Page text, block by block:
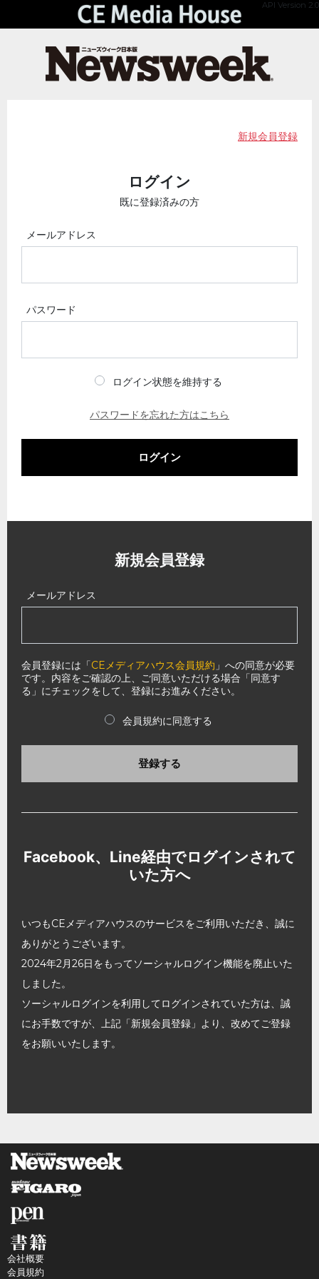
API Version 2.0
新規会員登録
ログイン
既に登録済みの方
メールアドレス
パスワード
ログイン状態を維持する
パスワードを忘れた方はこちら
ログイン
新規会員登録
メールアドレス
会員登録には「CEメディアハウス会員規約 」への同意が必要
です。内容をご確認の上、ご同意いただける場合「同意す
る」にチェックをして、登録にお進みください。
会員規約に同意する
登録する
Facebook、Line経由でログインされて
いた方へ
いつもCEメディアハウスのサービスをご利用いただき、誠に
ありがとうございます。
2024年2月26日をもってソーシャルログイン機能を廃止いた
しました。
ソーシャルログインを利用してログインされていた方は、誠
にお手数ですが、上記「新規会員登録」より、改めてご登録
をお願いいたします。
会社概要
会員規約